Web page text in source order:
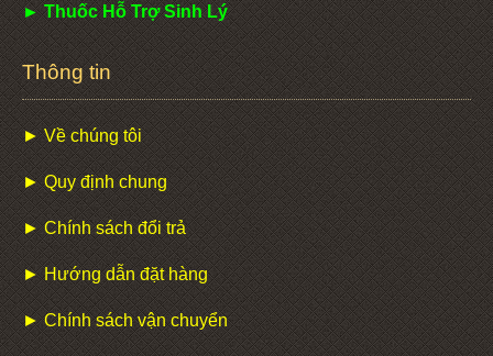
► Thuốc Hỗ Trợ Sinh Lý
Thông tin
► Về chúng tôi
► Quy định chung
► Chính sách đổi trả
► Hướng dẫn đặt hàng
► Chính sách vận chuyển